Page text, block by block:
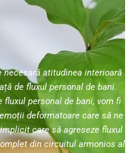
necesară atitudinea interioară
de fluxul personal de bani.
fluxul personal de bani, vom fi
deformatoare care să ne
care să agreseze fluxul
din circuitul armonios al